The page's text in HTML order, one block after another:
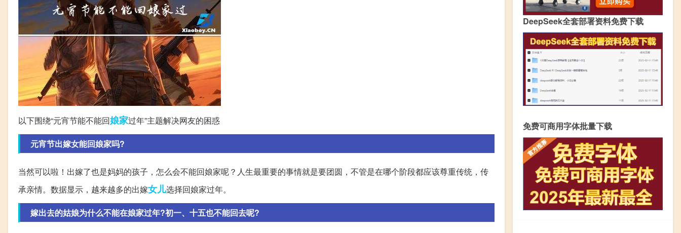
以下围绕“元宵节能不能回娘家过年”主题解决网友的困惑
元宵节出嫁女能回娘家吗?
当然可以啦！出嫁了也是妈妈的孩子，怎么会不能回娘家呢？人生最重要的事情就是要团圆，不管是在哪个阶段都应该尊重传统，传
承亲情。数据显示，越来越多的出嫁女儿选择回娘家过年。
嫁出去的姑娘为什么不能在娘家过年?初一、十五也不能回去呢?
DeepSeek全套部署资料免费下载
免费可商用字体批量下载